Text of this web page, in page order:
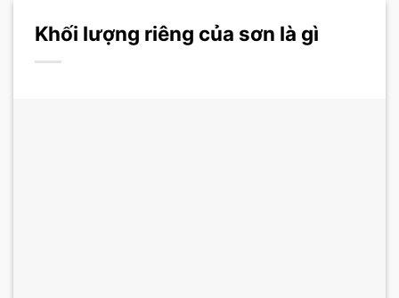
Khối lượng riêng của sơn là gì